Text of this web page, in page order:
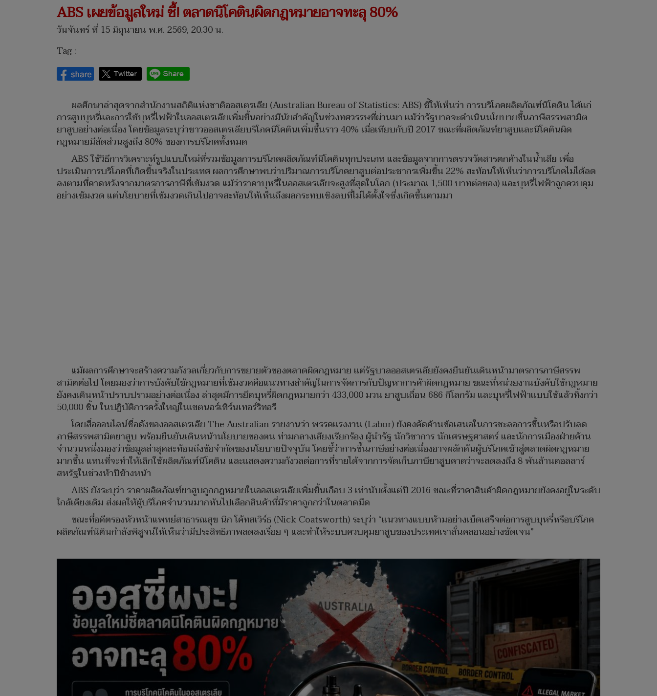
ABS เผยข้อมูลใหม่ ชี้! ตลาดนิโคตินผิดกฎหมายอาจทะลุ 80%
วันจันทร์ ที่ 15 มิถุนายน พ.ศ. 2569, 20.30 น.
Tag :
ผลศึกษาล่าสุดจากสำนักงานสถิติแห่งชาติออสเตรเลีย (Australian Bureau of Statistics: ABS) ชี้ให้เห็นว่า การบริโภคผลิตภัณฑ์นิโคติน ได้แก่
การสูบบุหรี่และการใช้บุหรี่ไฟฟ้าในออสเตรเลียเพิ่มขึ้นอย่างมีนัยสำคัญในช่วงทศวรรษที่ผ่านมา แม้ว่ารัฐบาลจะดำเนินนโยบายขึ้นภาษีสรรพสามิต
ยาสูบอย่างต่อเนื่อง โดยข้อมูลระบุว่าชาวออสเตรเลียบริโภคนิโคตินเพิ่มขึ้นราว 40% เมื่อเทียบกับปี 2017 ขณะที่ผลิตภัณฑ์ยาสูบและนิโคตินผิด
กฎหมายมีสัดส่วนสูงถึง 80% ของการบริโภคทั้งหมด
ABS ใช้วิธีการวิเคราะห์รูปแบบใหม่ที่รวมข้อมูลการบริโภคผลิตภัณฑ์นิโคตินทุกประเภท และข้อมูลจากการตรวจวัดสารตกค้างในน้ำเสีย เพื่อ
ประเมินการบริโภคที่เกิดขึ้นจริงในประเทศ ผลการศึกษาพบว่าปริมาณการบริโภคยาสูบต่อประชากรเพิ่มขึ้น 22% สะท้อนให้เห็นว่าการบริโภคไม่ได้ลด
ลงตามที่คาดหวังจากมาตรการภาษีที่เข้มงวด แม้ว่าราคาบุหรี่ในออสเตรเลียจะสูงที่สุดในโลก (ประมาณ 1,500 บาทต่อซอง) และบุหรี่ไฟฟ้าถูกควบคุม
อย่างเข้มงวด แต่นโยบายที่เข้มงวดเกินไปอาจสะท้อนให้เห็นถึงผลกระทบเชิงลบที่ไม่ได้ตั้งใจซึ่งเกิดขึ้นตามมา
แม้ผลการศึกษาจะสร้างความกังวลเกี่ยวกับการขยายตัวของตลาดผิดกฎหมาย แต่รัฐบาลออสเตรเลียยังคงยืนยันเดินหน้ามาตรการภาษีสรรพ
สามิตต่อไป โดยมองว่าการบังคับใช้กฎหมายที่เข้มงวดคือแนวทางสำคัญในการจัดการกับปัญหาการค้าผิดกฎหมาย ขณะที่หน่วยงานบังคับใช้กฎหมาย
ยังคงเดินหน้าปราบปรามอย่างต่อเนื่อง ล่าสุดมีการยึดบุหรี่ผิดกฎหมายกว่า 433,000 มวน ยาสูบเถื่อน 686 กิโลกรัม และบุหรี่ไฟฟ้าแบบใช้แล้วทิ้งกว่า
50,000 ชิ้น ในปฏิบัติการครั้งใหญ่ในเขตนอร์เทิร์นเทอร์ริทอรี
โดยสื่อออนไลน์ชื่อดังของออสเตรเลีย The Australian รายงานว่า พรรคแรงงาน (Labor) ยังคงคัดค้านข้อเสนอในการชะลอการขึ้นหรือปรับลด
ภาษีสรรพสามิตยาสูบ พร้อมยืนยันเดินหน้านโยบายของตน ท่ามกลางเสียงเรียกร้อง ผู้นำรัฐ นักวิชาการ นักเศรษฐศาสตร์ และนักการเมืองฝ่ายค้าน
จำนวนหนึ่งมองว่าข้อมูลล่าสุดสะท้อนถึงข้อจำกัดของนโยบายปัจจุบัน โดยชี้ว่าการขึ้นภาษีอย่างต่อเนื่องอาจผลักดันผู้บริโภคเข้าสู่ตลาดผิดกฎหมาย
มากขึ้น แทนที่จะทำให้เลิกใช้ผลิตภัณฑ์นิโคติน และแสดงความกังวลต่อการที่รายได้จากการจัดเก็บภาษียาสูบคาดว่าจะลดลงถึง 8 พันล้านดอลลาร์
สหรัฐในช่วงห้าปีข้างหน้า
ABS ยังระบุว่า ราคาผลิตภัณฑ์ยาสูบถูกกฎหมายในออสเตรเลียเพิ่มขึ้นเกือบ 3 เท่านับตั้งแต่ปี 2016 ขณะที่ราคาสินค้าผิดกฎหมายยังคงอยู่ในระดับ
ใกล้เคียงเดิม ส่งผลให้ผู้บริโภคจำนวนมากหันไปเลือกสินค้าที่มีราคาถูกกว่าในตลาดมืด
ขณะที่อดีตรองหัวหน้าแพทย์สาธารณสุข นิก โค้ทสเวิร์ธ (Nick Coatsworth) ระบุว่า “แนวทางแบบห้ามอย่างเบ็ดเสร็จต่อการสูบบุหรี่หรือบริโภค
ผลิตภัณฑ์นิตินกำลังพิสูจน์ให้เห็นว่ามีประสิทธิภาพลดลงเรื่อย ๆ และทำให้ระบบควบคุมยาสูบของประเทศเราสั่นคลอนอย่างชัดเจน”